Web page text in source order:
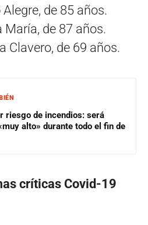
de 85 años.
María, de 87 años.
Clavero, de 69 años.
riesgo de incendios: será
alto» durante todo el fin de
críticas Covid-19